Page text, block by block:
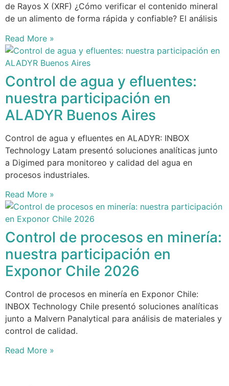
de Rayos X (XRF) ¿Cómo verificar el contenido mineral
de un alimento de forma rápida y confiable? El análisis
Read More »
Control de agua y efluentes:
nuestra participación en
ALADYR Buenos Aires
Control de agua y efluentes en ALADYR: INBOX
Technology Latam presentó soluciones analíticas junto
a Digimed para monitoreo y calidad del agua en
procesos industriales.
Read More »
Control de procesos en minería:
nuestra participación en
Exponor Chile 2026
Control de procesos en minería en Exponor Chile:
INBOX Technology Chile presentó soluciones analíticas
junto a Malvern Panalytical para análisis de materiales y
control de calidad.
Read More »